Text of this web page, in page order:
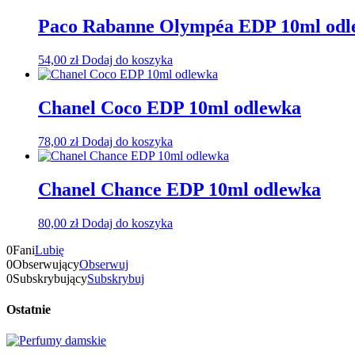
Paco Rabanne Olympéa EDP 10ml
54,00 zł Dodaj do koszyka
Chanel Coco EDP 10ml odlewka
78,00 zł Dodaj do koszyka
Chanel Chance EDP 10ml odlewka
80,00 zł Dodaj do koszyka
0FaniLubię
0ObserwującyObserwuj
0SubskrybującySubskrybuj
Ostatnie